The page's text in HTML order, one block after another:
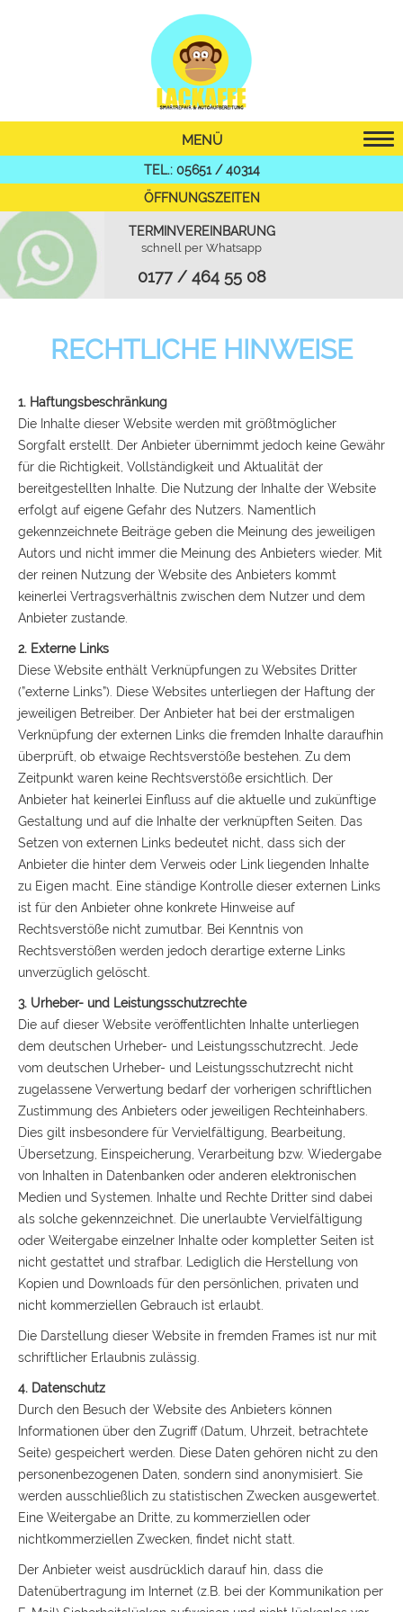
MENÜ
TEL.: 05651 / 40314
ÖFFNUNGSZEITEN
TERMINVEREINBARUNG
schnell per Whatsapp
0177 / 464 55 08
RECHTLICHE HINWEISE
1. Haftungsbeschränkung
Die Inhalte dieser Website werden mit größtmöglicher
Sorgfalt erstellt. Der Anbieter übernimmt jedoch keine Gewähr
für die Richtigkeit, Vollständigkeit und Aktualität der
bereitgestellten Inhalte. Die Nutzung der Inhalte der Website
erfolgt auf eigene Gefahr des Nutzers. Namentlich
gekennzeichnete Beiträge geben die Meinung des jeweiligen
Autors und nicht immer die Meinung des Anbieters wieder. Mit
der reinen Nutzung der Website des Anbieters kommt
keinerlei Vertragsverhältnis zwischen dem Nutzer und dem
Anbieter zustande.
2. Externe Links
Diese Website enthält Verknüpfungen zu Websites Dritter
(”externe Links”). Diese Websites unterliegen der Haftung der
jeweiligen Betreiber. Der Anbieter hat bei der erstmaligen
Verknüpfung der externen Links die fremden Inhalte daraufhin
überprüft, ob etwaige Rechtsverstöße bestehen. Zu dem
Zeitpunkt waren keine Rechtsverstöße ersichtlich. Der
Anbieter hat keinerlei Einfluss auf die aktuelle und zukünftige
Gestaltung und auf die Inhalte der verknüpften Seiten. Das
Setzen von externen Links bedeutet nicht, dass sich der
Anbieter die hinter dem Verweis oder Link liegenden Inhalte
zu Eigen macht. Eine ständige Kontrolle dieser externen Links
ist für den Anbieter ohne konkrete Hinweise auf
Rechtsverstöße nicht zumutbar. Bei Kenntnis von
Rechtsverstößen werden jedoch derartige externe Links
unverzüglich gelöscht.
3. Urheber- und Leistungsschutzrechte
Die auf dieser Website veröffentlichten Inhalte unterliegen
dem deutschen Urheber- und Leistungsschutzrecht. Jede
vom deutschen Urheber- und Leistungsschutzrecht nicht
zugelassene Verwertung bedarf der vorherigen schriftlichen
Zustimmung des Anbieters oder jeweiligen Rechteinhabers.
Dies gilt insbesondere für Vervielfältigung, Bearbeitung,
Übersetzung, Einspeicherung, Verarbeitung bzw. Wiedergabe
von Inhalten in Datenbanken oder anderen elektronischen
Medien und Systemen. Inhalte und Rechte Dritter sind dabei
als solche gekennzeichnet. Die unerlaubte Vervielfältigung
oder Weitergabe einzelner Inhalte oder kompletter Seiten ist
nicht gestattet und strafbar. Lediglich die Herstellung von
Kopien und Downloads für den persönlichen, privaten und
nicht kommerziellen Gebrauch ist erlaubt.
Die Darstellung dieser Website in fremden Frames ist nur mit
schriftlicher Erlaubnis zulässig.
4. Datenschutz
Durch den Besuch der Website des Anbieters können
Informationen über den Zugriff (Datum, Uhrzeit, betrachtete
Seite) gespeichert werden. Diese Daten gehören nicht zu den
personenbezogenen Daten, sondern sind anonymisiert. Sie
werden ausschließlich zu statistischen Zwecken ausgewertet.
Eine Weitergabe an Dritte, zu kommerziellen oder
nichtkommerziellen Zwecken, findet nicht statt.
Der Anbieter weist ausdrücklich darauf hin, dass die
Datenübertragung im Internet (z.B. bei der Kommunikation per